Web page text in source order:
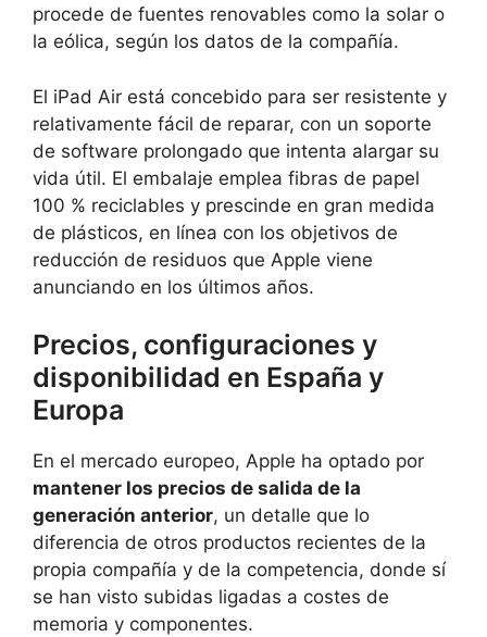
procede de fuentes renovables como la solar o
la eólica, según los datos de la compañía.
El iPad Air está concebido para ser resistente y
relativamente fácil de reparar, con un soporte
de software prolongado que intenta alargar su
vida útil. El embalaje emplea fibras de papel
100 % reciclables y prescinde en gran medida
de plásticos, en línea con los objetivos de
reducción de residuos que Apple viene
anunciando en los últimos años.
Precios, configuraciones y
disponibilidad en España y
Europa
En el mercado europeo, Apple ha optado por
mantener los precios de salida de la
generación anterior, un detalle que lo
diferencia de otros productos recientes de la
propia compañía y de la competencia, donde sí
se han visto subidas ligadas a costes de
memoria y componentes.